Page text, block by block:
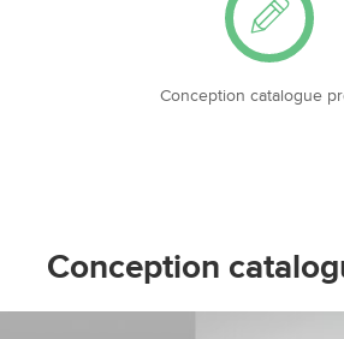
Conception catalogue
Conception